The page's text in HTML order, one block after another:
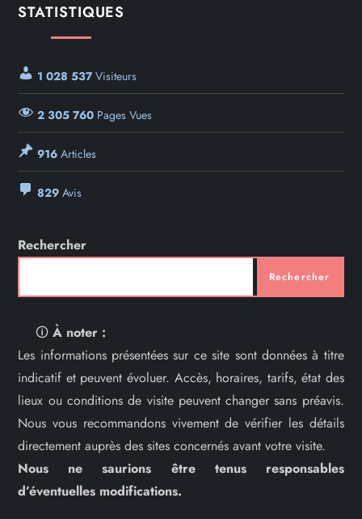
STATISTIQUES
1 028 537Visiteurs
2 305 760 Pages Vues
916 Articles
829 Avis
Rechercher
Rechercher
🛈À noter :
Les informations présentées sur ce site sont données à titre
indicatif et peuvent évoluer. Accès, horaires, tarifs, état des
lieux ou conditions de visite peuvent changer sans préavis.
Nous vous recommandons vivement de vérifier les détails
directement auprès des sites concernés avant votre visite.
Nous ne saurions être tenus responsables
d’éventuelles modifications.